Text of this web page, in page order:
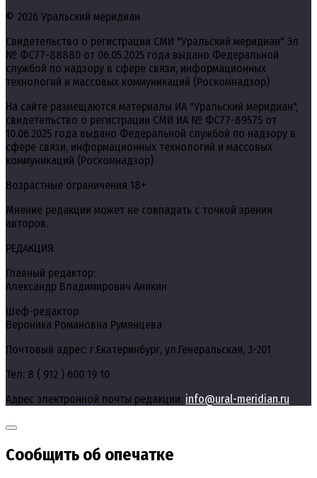
© 2026 Уральский меридиан
Свидетельство о регистрации СМИ "Уральский меридиан" Эл
№ ФС77-88880 от 06.05.2025 года выдано Федеральной
службой по надзору в сфере связи, информационных
технологий и массовых коммуникаций (Роскомнадзор)
На сайте размещаются материалы ИА "Уральский меридиан",
свидетельство о регистрации СМИ ИА № ФС77-89575 от
10.06.2025 года выдано Федеральной службой по надзору в
сфере связи, информационных технологий и массовых
коммуникаций (Роскомнадзор)
Возрастные ограничения 18+
Мнение редакции может не совпадать с точкой зрения
авторов.
РЕДАКЦИЯ
Главный редактор:
Александр Владимирович Аникин
Шеф-редактор:
Вероника Романовна Румянцева
Почтовый адрес: г.Екатеринбург, ул.Генеральская, 3-201
Тел: 8 ( 912 ) 600 19 10
Адрес электронной почты редакции: info@ural-meridian.ru
Сообщить об опечатке